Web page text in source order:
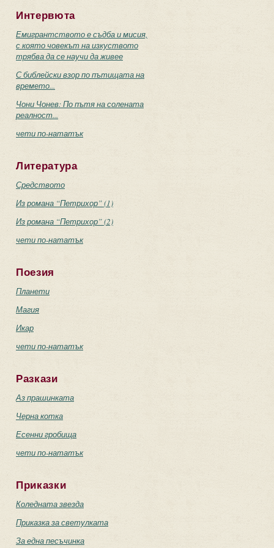
Интервюта
Емигрантството е съдба и мисия,
с която човекът на изкуството
трябва да се научи да живее
С библейски взор по пътищата на
времето...
Чони Чонев: По пътя на солената
реалност...
чети по-нататък
Литература
Средството
Из романа “Петрихор” (1)
Из романа “Петрихор” (2)
чети по-нататък
Поезия
Планети
Магия
Икар
чети по-нататък
Разкази
Аз прашинката
Черна котка
Есенни гробища
чети по-нататък
Приказки
Коледната звезда
Приказка за светулката
За една песъчинка